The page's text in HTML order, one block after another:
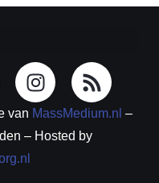
van MassMedium.nl –
– Hosted by